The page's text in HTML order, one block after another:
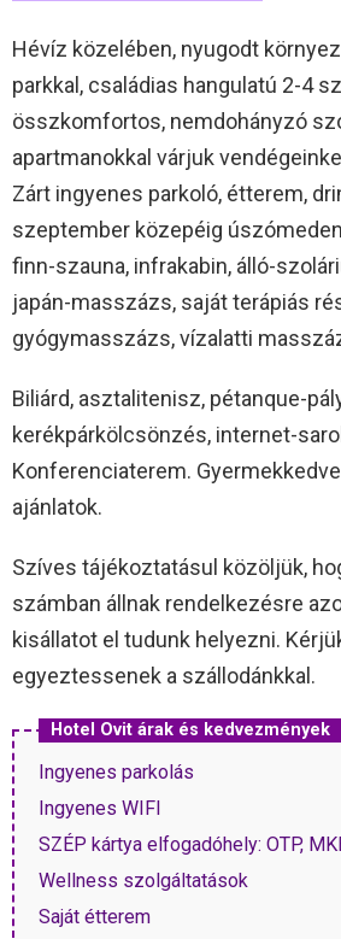
Hévíz közelében, nyugodt
parkkal, családias hangulatú 2-4
összkomfortos, nemdohányzó
apartmanokkal várjuk
Zárt ingyenes parkoló, étterem,
szeptember közepéig
finn-szauna, infrakabin, álló-
japán-masszázs, saját terápiás
gyógymasszázs, vízalatti
Biliárd, asztalitenisz, pétanque-
kerékpárkölcsönzés, internet-
Konferenciaterem.
ajánlatok.
Szíves tájékoztatásul közöljük,
számban állnak rendelkezésre
kisállatot el tudunk helyezni.
egyeztessenek a szállodánkkal.
Hotel Ovit árak és kedvezmények
Ingyenes parkolás
Ingyenes WIFI
SZÉP kártya elfogadóhely: OTP,
Wellness szolgáltatások
Saját étterem